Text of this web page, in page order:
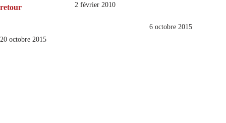
retour
20 octobre 2015
2 février 2010
6 octobre 2015